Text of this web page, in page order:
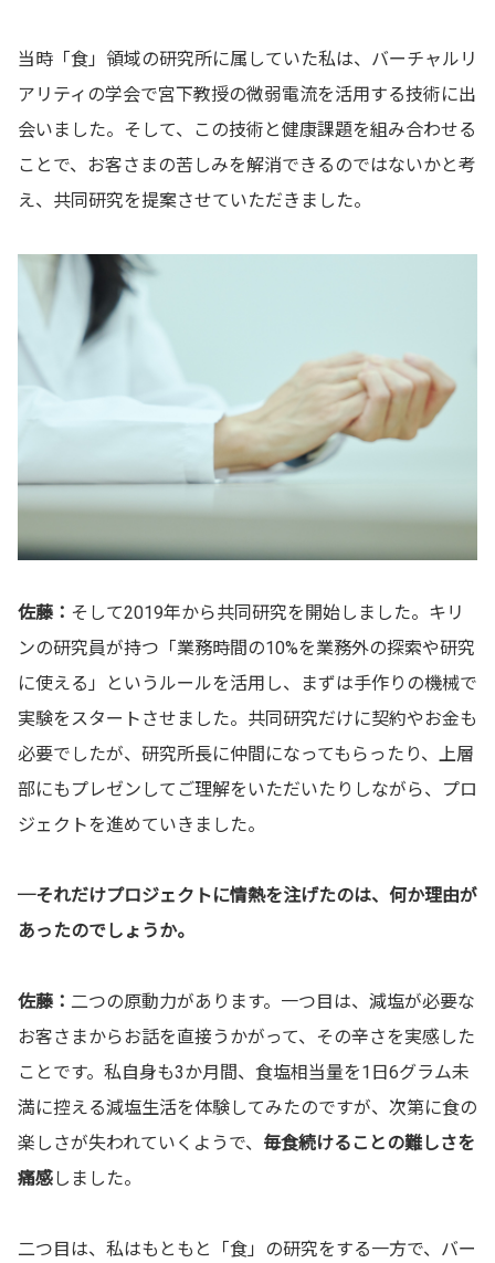
当時「食」領域の研究所に属していた私は、バーチャルリ
アリティの学会で宮下教授の微弱電流を活用する技術に出
会いました。そして、この技術と健康課題を組み合わせる
ことで、お客さまの苦しみを解消できるのではないかと考
え、共同研究を提案させていただきました。
佐藤： そして2019年から共同研究を開始しました。キリ
ンの研究員が持つ「業務時間の10%を業務外の探索や研究
に使える」というルールを活用し、まずは手作りの機械で
実験をスタートさせました。共同研究だけに契約やお金も
必要でしたが、研究所長に仲間になってもらったり、上層
部にもプレゼンしてご理解をいただいたりしながら、プロ
ジェクトを進めていきました。
─それだけプロジェクトに情熱を注げたのは、何か理由が
あったのでしょうか。
佐藤： 二つの原動力があります。一つ目は、減塩が必要な
お客さまからお話を直接うかがって、その辛さを実感した
ことです。私自身も3か月間、食塩相当量を1日6グラム未
満に控える減塩生活を体験してみたのですが、次第に食の
楽しさが失われていくようで、 毎食続けることの難しさを
痛感しました。
二つ目は、私はもともと「食」の研究をする一方で、バー